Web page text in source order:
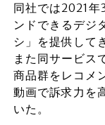
同社では2021年
ンドできるデジ
シ」を提供して
また同サービス
商品群をレコメ
動画で訴求力を
いた。